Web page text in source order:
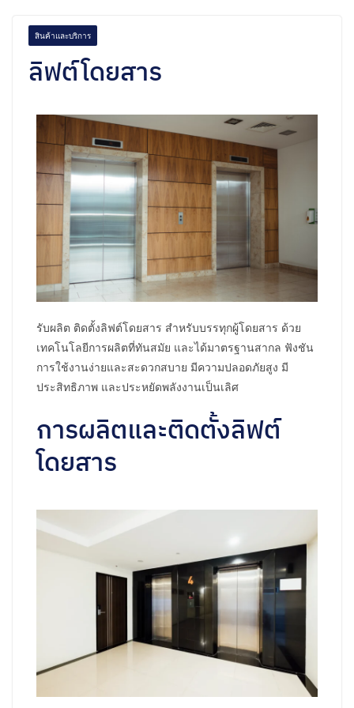
สินค้าและบริการ
ลิฟต์โดยสาร
รับผลิต ติดตั้งลิฟต์โดยสาร สำหรับบรรทุกผู้โดยสาร ด้วย
เทคโนโลยีการผลิตที่ทันสมัย และได้มาตรฐานสากล ฟังชัน
การใช้งานง่ายและสะดวกสบาย มีความปลอดภัยสูง มี
ประสิทธิภาพ และประหยัดพลังงานเป็นเลิศ
การผลิตและติดตั้งลิฟต์
โดยสาร